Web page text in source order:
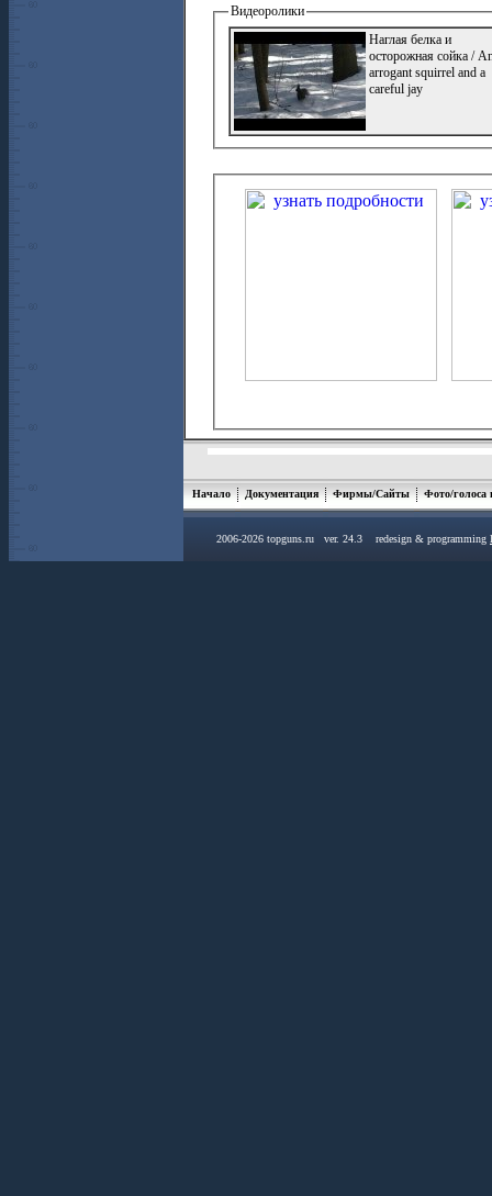
Видеоролики
Наглая белка и
осторожная сойка /
arrogant squirrel and a
careful jay
Начало Документация Фирмы/Сайты Фото/голоса
2006-2026 topguns.ru ver. 24.3 redesign & programming